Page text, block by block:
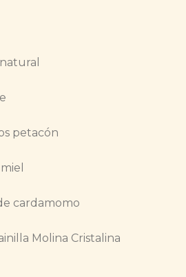
petacón
cardamomo
Molina Cristalina